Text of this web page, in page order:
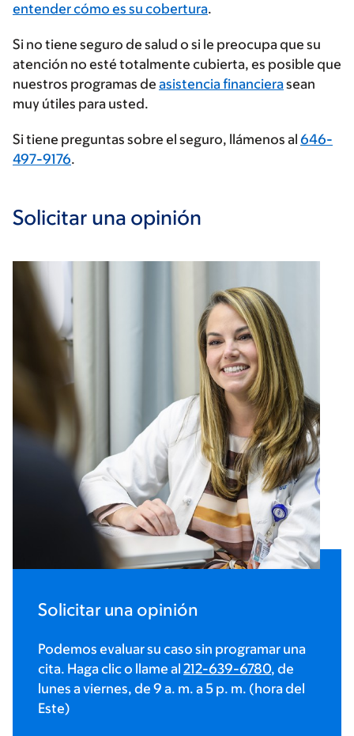
su
de
seguros
entender cómo es su cobertura.
Si no tiene seguro de salud o si le preocupa que su
atención no esté totalmente cubierta, es posible que
nuestros programas de asistencia financierasean
muy útiles para usted.
Si tiene preguntas sobre el seguro, llámenos al 646-
497-9176.
Solicitar una opinión
Solicitar una opinión
Podemos evaluar su caso sin programar una
cita. Haga clic o llame al 212-639-6780, de
lunes a viernes, de 9 a. m. a 5 p. m. (hora del
Este)